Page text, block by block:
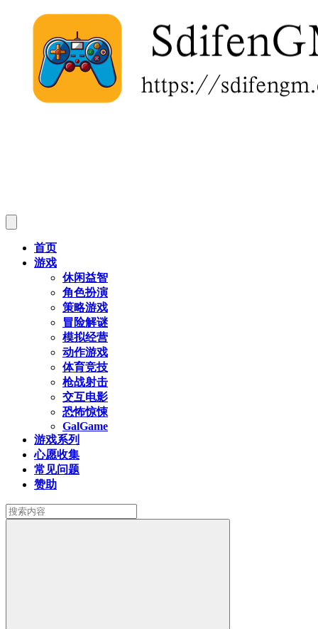
首页
游戏
休闲益智
角色扮演
策略游戏
冒险解谜
模拟经营
动作游戏
体育竞技
枪战射击
交互电影
恐怖惊悚
GalGame
游戏系列
心愿收集
常见问题
赞助